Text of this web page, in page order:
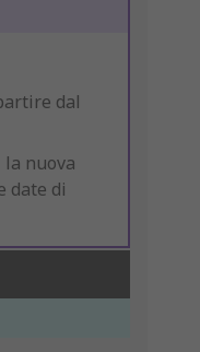
dal
nuova
date di